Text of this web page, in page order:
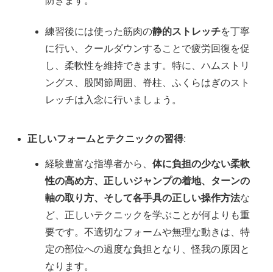
練習後には使った筋肉の静的ストレッチを丁寧
に行い、クールダウンすることで疲労回復を促
し、柔軟性を維持できます。特に、ハムストリ
ングス、股関節周囲、脊柱、ふくらはぎのスト
レッチは入念に行いましょう。
正しいフォームとテクニックの習得:
経験豊富な指導者から、体に負担の少ない柔軟
性の高め方、正しいジャンプの着地、ターンの
軸の取り方、そして各手具の正しい操作方法な
ど、正しいテクニックを学ぶことが何よりも重
要です。不適切なフォームや無理な動きは、特
定の部位への過度な負担となり、怪我の原因と
なります。